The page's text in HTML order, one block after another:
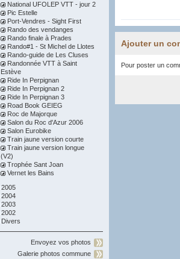
National UFOLEP VTT - jour 2
Pic Estelle
Port-Vendres - Sight First
Rando des vendanges
Rando finale à Prades
Rando#1 - St Michel de Llotes
Rando-guide de Les Cluses
Randonnée VTT à Saint
Estève
Ride In Perpignan
Ride In Perpignan 2
Ride In Perpignan 3
Road Book GEIEG
Roc de Majorque
Salon du Roc d'Azur 2006
Salon Eurobike
Train jaune version courte
Train jaune version longue
(V2)
Trophée Sant Joan
Vernet les Bains
2005
2004
2003
2002
Divers
Envoyez vos photos
Galerie photos commune
Ajouter un
Pour poster un